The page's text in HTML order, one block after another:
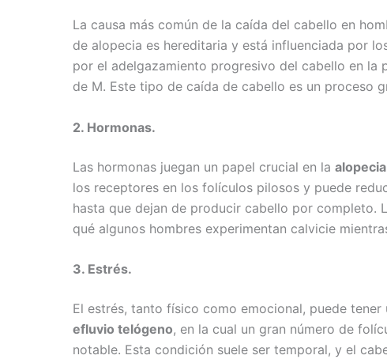
La causa más común de la caída del cabello en
de alopecia es hereditaria y está influenciada por
por el adelgazamiento progresivo del cabello en la
de M. Este tipo de caída de cabello es un proceso
2. Hormonas.
Las hormonas juegan un papel crucial en la
los receptores en los folículos pilosos y puede
hasta que dejan de producir cabello por completo.
qué algunos hombres experimentan calvicie
3. Estrés.
El estrés, tanto físico como emocional, puede
efluvio telógeno, en la cual un gran número de
notable. Esta condición suele ser temporal, y el